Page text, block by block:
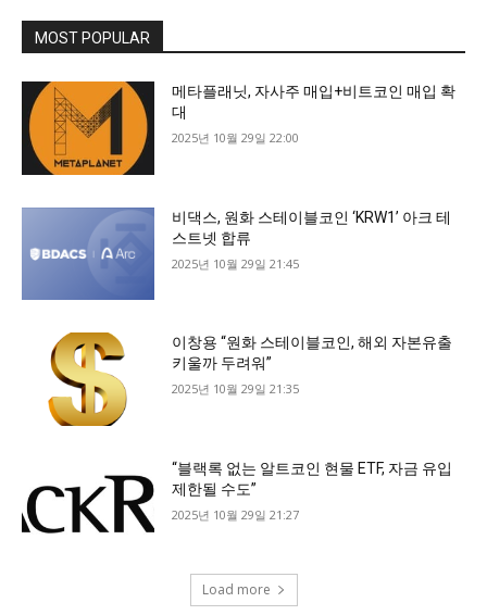
MOST POPULAR
메타플래닛, 자사주 매입+비트코인 매입 확
대
2025년 10월 29일 22:00
비댁스, 원화 스테이블코인 ‘KRW1’ 아크 테
스트넷 합류
2025년 10월 29일 21:45
이창용 “원화 스테이블코인, 해외 자본유출
키울까 두려워”
2025년 10월 29일 21:35
“블랙록 없는 알트코인 현물 ETF, 자금 유입
제한될 수도”
2025년 10월 29일 21:27
Load more